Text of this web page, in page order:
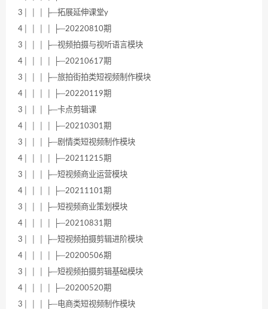
3│ │ │ ├─拓展延伸课堂y
4│ │ │ │ ├─20220810期
3│ │ │ ├─视频拍摄与视听语言模块
4│ │ │ │ ├─20210617期
3│ │ │ ├─旅拍街拍类短视频制作模块
4│ │ │ │ ├─20220119期
3│ │ │ ├─卡点剪辑课
4│ │ │ │ ├─20210301期
3│ │ │ ├─剧情类短视频制作模块
4│ │ │ │ ├─20211215期
3│ │ │ ├─短视频商业运营模块
4│ │ │ │ ├─20211101期
3│ │ │ ├─短视频商业策划模块
4│ │ │ │ ├─20210831期
3│ │ │ ├─短视频拍摄剪辑进阶模块
4│ │ │ │ ├─20200506期
3│ │ │ ├─短视频拍摄剪辑基础模块
4│ │ │ │ ├─20200520期
3│ │ │ ├─电商类短视频制作模块